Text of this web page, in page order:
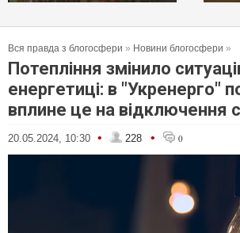
Вся правда з блогосфери » Новини блогосфери »
Потепління змінило
енергетиці: в "Укренерго"
вплине це на відключення
20.05.2024, 10:30 • 228 • 0